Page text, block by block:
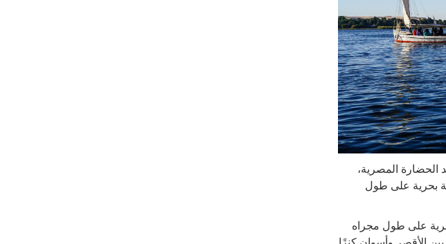
الحضارة المصرية،
بحرية على طول
على طول مجراه